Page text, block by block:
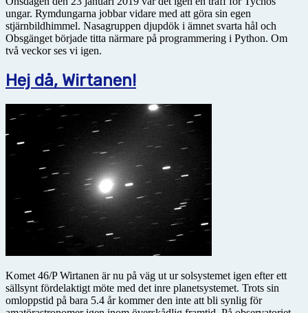
ungar. Rymdungarna jobbar vidare med att göra sin egen
stjärnbildhimmel. Nasagruppen djupdök i ämnet svarta hål och
Obsgänget började titta närmare på programmering i Python. Om
två veckor ses vi igen.
Hej då, Wirtanen!
Komet 46/P Wirtanen är nu på väg ut ur solsystemet igen efter ett
sällsynt fördelaktigt möte med det inre planetsystemet. Trots sin
omloppstid på bara 5.4 år kommer den inte att bli synlig för